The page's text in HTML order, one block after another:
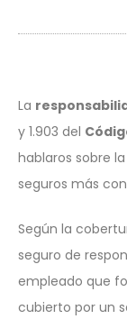
La
y 1.903 del
hablaros sobre
seguros más
Según la
seguro de
empleado que
cubierto por un